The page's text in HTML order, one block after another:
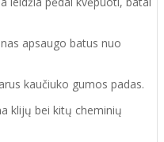
apsaugo batus nuo
kaučiuko gumos padas.
klijų bei kitų cheminių